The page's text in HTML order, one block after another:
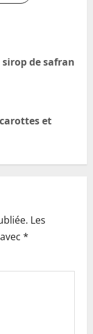
de safran
et
Les
*